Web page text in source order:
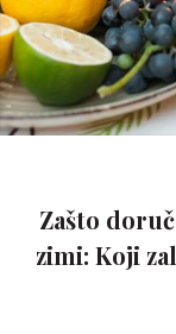
Zašto
zimi: Koji